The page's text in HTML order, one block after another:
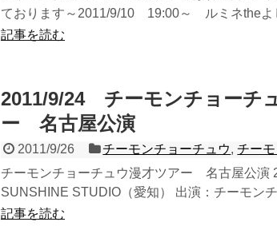
ております～2011/9/10 19:00～ ルミネtheよ
記事を読む
2011/9/24 チーモンチョーチ
ー 名古屋公演
2011/9/26 チーモンチョーチュウ,チー
チーモンチョーチュウ漫才ツアー 名古屋公
SUNSHINE STUDIO（愛知） 出演：チーモン
記事を読む